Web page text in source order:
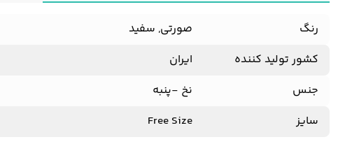
رنگ
صورتی, سفید
کشور تولید کننده
ایران
جنس
نخ -پنبه
سایز
Free Size